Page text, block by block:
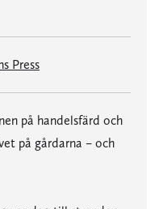
Press
på handelsfärd och
på gårdarna – och